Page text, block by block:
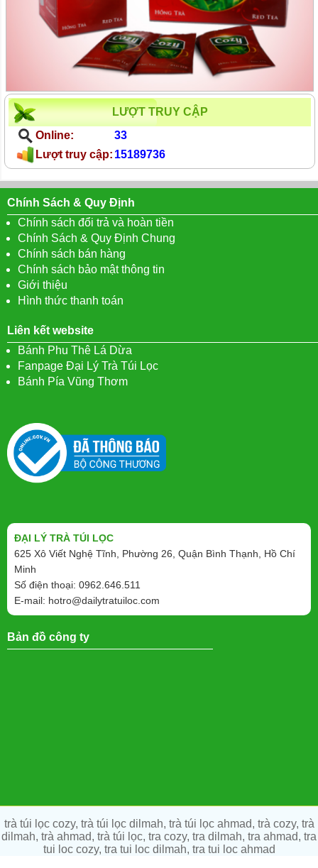
LƯỢT TRUY CẬP
Online:
33
Lượt truy cập: 15189736
Chính Sách & Quy Định
Chính sách đổi trả và hoàn tiền
Chính Sách & Quy Định Chung
Chính sách bán hàng
Chính sách bảo mật thông tin
Giới thiệu
Hình thức thanh toán
Liên kết website
Bánh Phu Thê Lá Dừa
Fanpage Đại Lý Trà Túi Lọc
Bánh Pía Vũng Thơm
ĐẠI LÝ TRÀ TÚI LỌC
625 Xô Viết Nghệ Tĩnh, Phường 26, Quận Bình Thạnh, Hồ Chí
Minh
Số điện thoại: 0962.646.511
E-mail: hotro@dailytratuiloc.com
Bản đồ công ty
trà túi lọc cozy, trà túi lọc dilmah, trà túi lọc ahmad, trà cozy, trà
dilmah, trà ahmad, trà túi lọc, tra cozy, tra dilmah, tra ahmad, tra
tui loc cozy, tra tui loc dilmah, tra tui loc ahmad